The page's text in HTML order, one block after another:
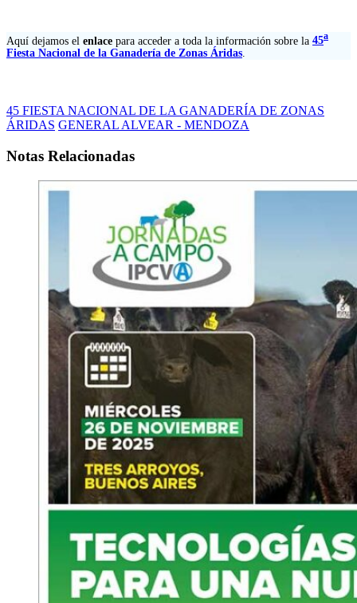
Aquí dejamos el enlace para acceder a toda la información sobre la 45a
Fiesta Nacional de la Ganadería de Zonas Áridas.
45 FIESTA NACIONAL DE LA GANADERÍA DE ZONAS
ÁRIDAS GENERAL ALVEAR - MENDOZA
Notas Relacionadas